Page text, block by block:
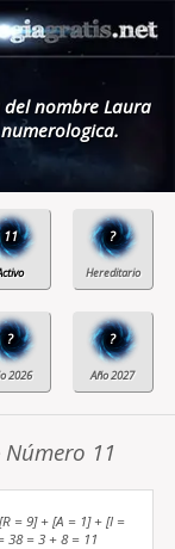
nombre Laura
11 ?
? ?
11
= 9] + [A = 1] + [I =
38 = 3 + 8 = 11